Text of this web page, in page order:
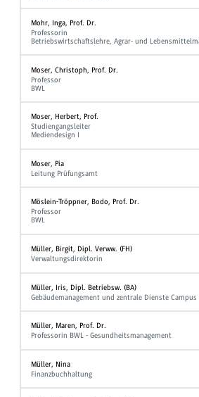
Mohr, Inga, Prof. Dr.
Professorin
Betriebswirtschaftslehre, Agrar- und
Moser, Christoph, Prof. Dr.
Professor
BWL
Moser, Herbert, Prof.
Studiengangsleiter
Mediendesign I
Moser, Pia
Leitung Prüfungsamt
Möslein-Tröppner, Bodo, Prof. Dr.
Professor
BWL
Müller, Birgit, Dipl. Verww. (FH)
Verwaltungsdirektorin
Müller, Iris, Dipl. Betriebsw. (BA)
Gebäudemanagement und zentrale Dienste
Müller, Maren, Prof. Dr.
Professorin BWL - Gesundheitsmanagement
Müller, Nina
Finanzbuchhaltung